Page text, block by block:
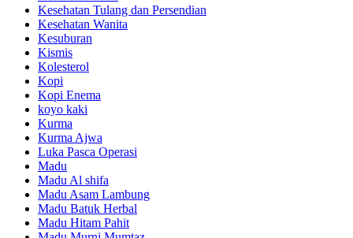
Kesehatan Tulang dan Persendian
Kesehatan Wanita
Kesuburan
Kismis
Kolesterol
Kopi
Kopi Enema
koyo kaki
Kurma
Kurma Ajwa
Luka Pasca Operasi
Madu
Madu Al shifa
Madu Asam Lambung
Madu Batuk Herbal
Madu Hitam Pahit